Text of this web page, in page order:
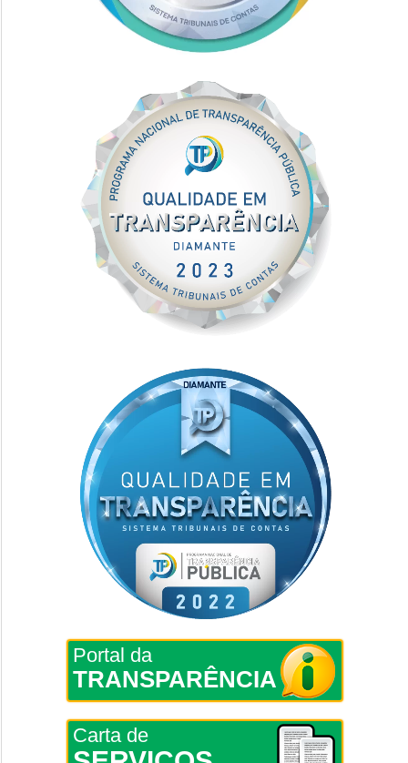
Portal da
TRANSPARÊNCIA
Carta de